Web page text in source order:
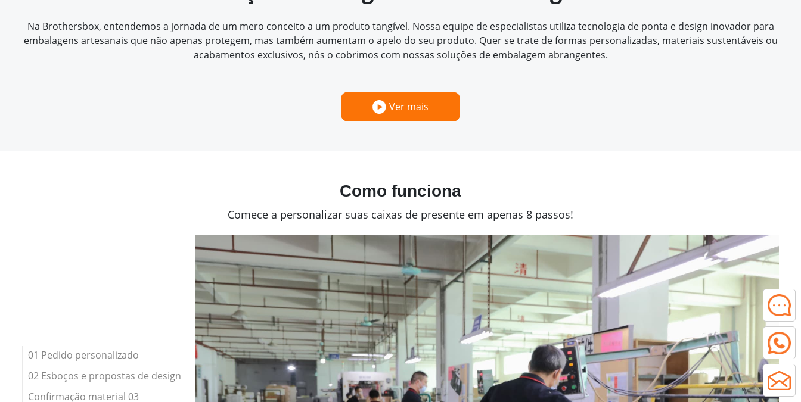
Na Brothersbox, entendemos a jornada de um mero conceito a um produto tangível. Nossa equipe de especialistas utiliza tecnologia de ponta e design inovador para
embalagens artesanais que não apenas protegem, mas também aumentam o apelo do seu produto. Quer se trate de formas personalizadas, materiais sustentáveis ou
acabamentos exclusivos, nós o cobrimos com nossas soluções de embalagem abrangentes.
Ver mais
Como funciona
Comece a personalizar suas caixas de presente em apenas 8 passos!
01 Pedido personalizado
02 Esboços e propostas de design
Confirmação material 03